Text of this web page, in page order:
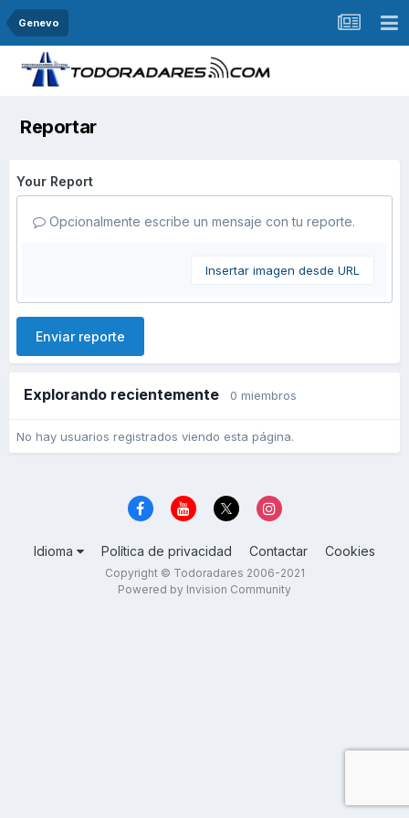
Genevo
Reportar
Your Report
Opcionalmente escribe un mensaje con tu reporte.
Insertar imagen desde URL
Enviar reporte
Explorando recientemente 0 miembros
No hay usuarios registrados viendo esta página.
Idioma Política de privacidad Contactar Cookies
Copyright © Todoradares 2006-2021
Powered by Invision Community